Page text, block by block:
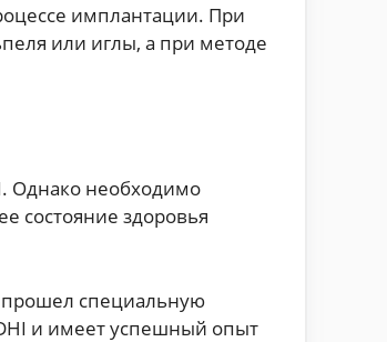
имплантации. При
или иглы, а при методе
Однако необходимо
состояние здоровья
прошел специальную
и имеет успешный опыт